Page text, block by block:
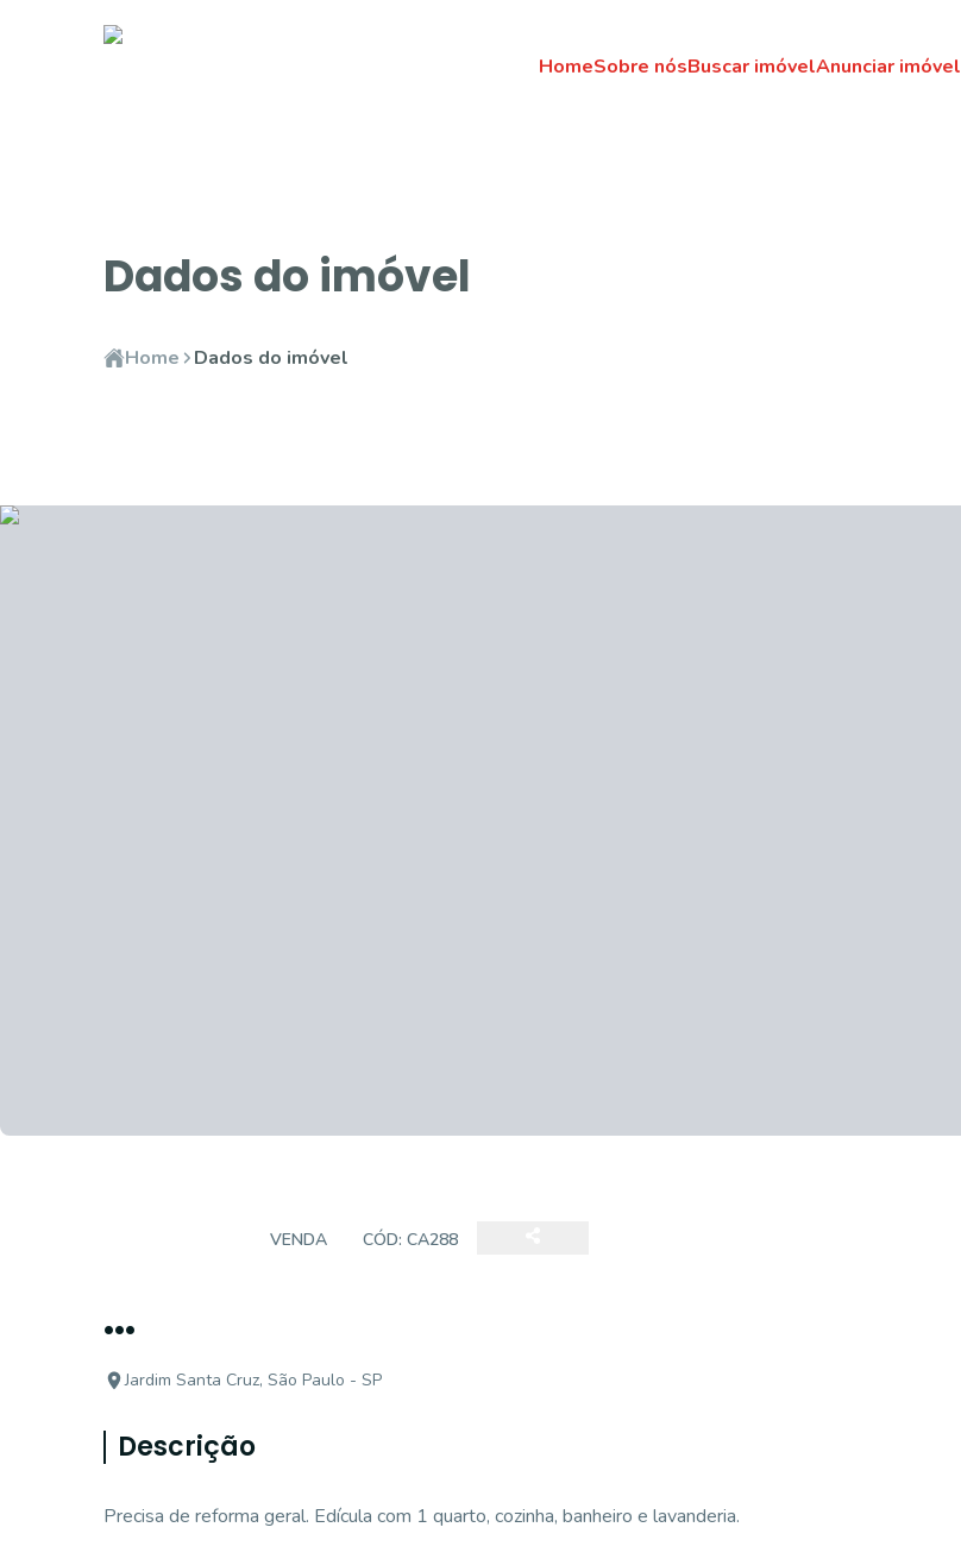
HomeSobre nósBuscar imóvelAnunciar imóvel
Dados do imóvel
Home Dados do imóvel
VENDA CÓD: CA288
...
Jardim Santa Cruz, São Paulo - SP
Descrição
Precisa de reforma geral. Edícula com 1 quarto, cozinha, banheiro e lavanderia.